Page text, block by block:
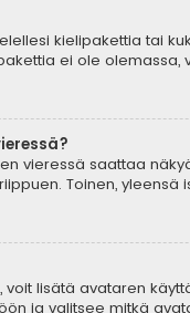
kielipakettia tai
ei ole olemassa,
vieressä saattaa
Toinen,
voit lisätä avataren
ja valitsee mitkä